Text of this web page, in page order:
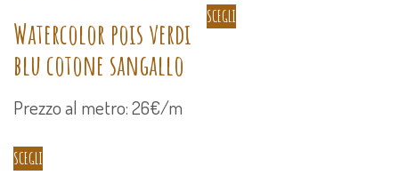
Watercolor pois verdi
blu cotone sangallo
Prezzo al metro: 26€/m
SCEGLI
SCEGLI